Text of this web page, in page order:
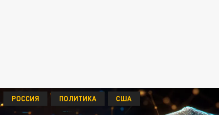
РОССИЯ ПОЛИТИКА США